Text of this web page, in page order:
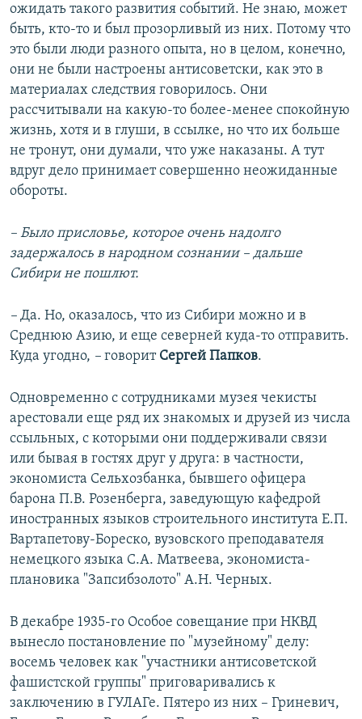
ожидать такого развития событий. Не знаю, может
быть, кто-то и был прозорливый из них. Потому что
это были люди разного опыта, но в целом, конечно,
они не были настроены антисоветски, как это в
материалах следствия говорилось. Они
рассчитывали на какую-то более-менее спокойную
жизнь, хотя и в глуши, в ссылке, но что их больше
не тронут, они думали, что уже наказаны. А тут
вдруг дело принимает совершенно неожиданные
обороты.
– Было присловье, которое очень надолго
задержалось в народном сознании – дальше
Сибири не пошлют.
– Да. Но, оказалось, что из Сибири можно и в
Среднюю Азию, и еще северней куда-то отправить.
Куда угодно, – говорит Сергей Папков.
Одновременно с сотрудниками музея чекисты
арестовали еще ряд их знакомых и друзей из числа
ссыльных, с которыми они поддерживали связи
или бывая в гостях друг у друга: в частности,
экономиста Сельхозбанка, бывшего офицера
барона П.В. Розенберга, заведующую кафедрой
иностранных языков строительного института Е.П.
Вартапетову-Бореско, вузовского преподавателя
немецкого языка С.А. Матвеева, экономиста-
плановика "Запсибзолото" А.Н. Черных.
В декабре 1935-го Особое совещание при НКВД
вынесло постановление по "музейному" делу:
восемь человек как "участники антисоветской
фашистской группы" приговаривались к
заключению в ГУЛАГе. Пятеро из них – Гриневич,